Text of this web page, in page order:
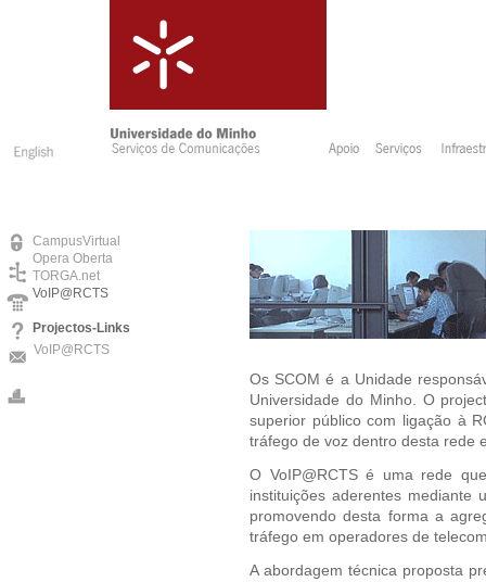
CampusVirtual
Opera Oberta
TORGA.net
VoIP@RCTS
Projectos-Links
VoIP@RCTS
Os SCOM é a Unidade
Universidade do Minho. O
superior público com ligação à
tráfego de voz dentro desta rede
O VoIP@RCTS é uma rede
instituições aderentes mediante
promovendo desta forma a
tráfego em operadores de
A abordagem técnica proposta